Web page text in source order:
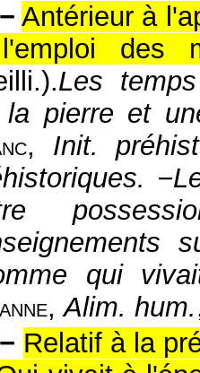
Antérieur à
des
Les
la pierre et
, Init.
qui
,Alim. hum.
Relatif à la